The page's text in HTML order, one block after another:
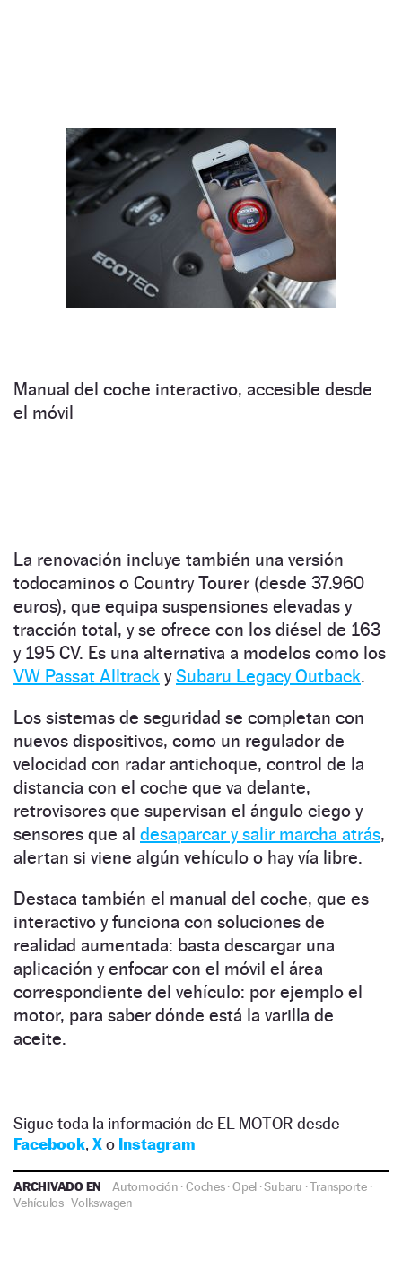
Manual del coche interactivo, accesible desde
el móvil
La renovación incluye también una versión
todocaminos o Country Tourer (desde 37.960
euros), que equipa suspensiones elevadas y
tracción total, y se ofrece con los diésel de 163
y 195 CV. Es una alternativa a modelos como los
VW Passat Alltrack ySubaru Legacy Outback.
Los sistemas de seguridad se completan con
nuevos dispositivos, como un regulador de
velocidad con radar antichoque, control de la
distancia con el coche que va delante,
retrovisores que supervisan el ángulo ciego y
sensores que al desaparcar y salir marcha atrás,
alertan si viene algún vehículo o hay vía libre.
Destaca también el manual del coche, que es
interactivo y funciona con soluciones de
realidad aumentada: basta descargar una
aplicación y enfocar con el móvil el área
correspondiente del vehículo: por ejemplo el
motor, para saber dónde está la varilla de
aceite.
Sigue toda la información de EL MOTOR desde
Facebook, Xo Instagram
ARCHIVADO EN Automoción ·Coches·Opel ·Subaru ·Transporte ·
Vehículos·Volkswagen